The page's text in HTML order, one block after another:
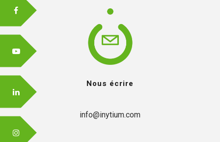
Nous écrire
info@inytium.com